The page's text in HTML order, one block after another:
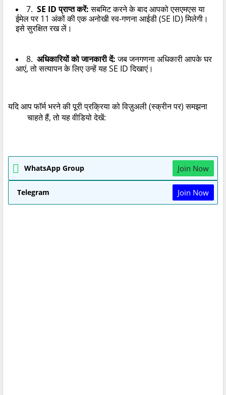
7. SE IDप्राप्त करें: सबमिट करने के बाद आपको एसएमएस या
ईमेल पर11 अंकों की एक अनोखी स्व-गणना आईडी (SE ID)मिलेगी।
इसे सुरक्षित रख लें।
8. अधिकारियों को जानकारी दें: जब जनगणना अधिकारी आपके घर
आएं,तो सत्यापन के लिए उन्हें यहSE IDदिखाएं।
यदि आप फॉर्म भरने की पूरी प्रक्रिया को विज़ुअली (स्क्रीन पर) समझना
चाहते हैं,तो यह वीडियो देखें:
WhatsApp Group Join Now
Telegram Join Now